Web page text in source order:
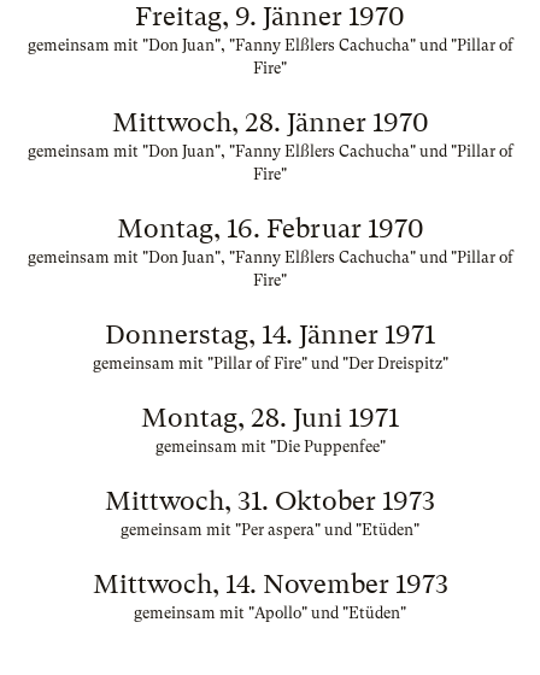
Freitag, 9. Jänner 1970
gemeinsam mit "Don Juan", "Fanny Elßlers Cachucha" und "Pillar of
Fire"
Mittwoch, 28. Jänner 1970
gemeinsam mit "Don Juan", "Fanny Elßlers Cachucha" und "Pillar of
Fire"
Montag, 16. Februar 1970
gemeinsam mit "Don Juan", "Fanny Elßlers Cachucha" und "Pillar of
Fire"
Donnerstag, 14. Jänner 1971
gemeinsam mit "Pillar of Fire" und "Der Dreispitz"
Montag, 28. Juni 1971
gemeinsam mit "Die Puppenfee"
Mittwoch, 31. Oktober 1973
gemeinsam mit "Per aspera" und "Etüden"
Mittwoch, 14. November 1973
gemeinsam mit "Apollo" und "Etüden"